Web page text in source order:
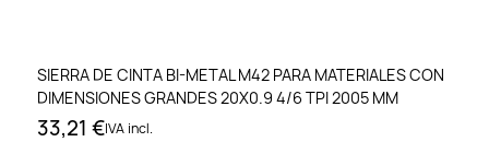
SIERRA DE CINTA BI-METAL M42 PARA MATERIALES CON
DIMENSIONES GRANDES 20X0.9 4/6 TPI 2005 MM
33,21 €IVA incl.